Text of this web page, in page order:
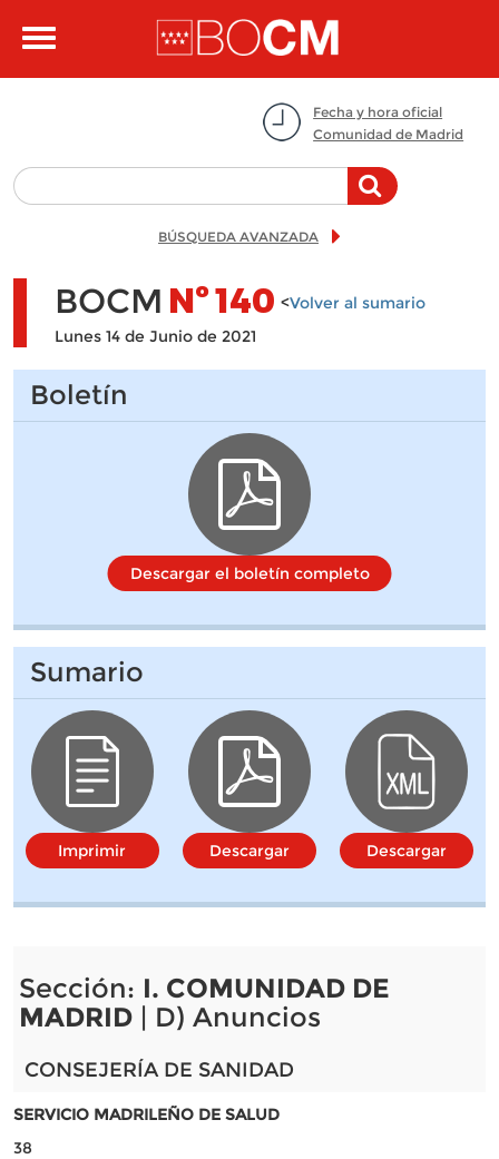
Toggle
Fecha y hora oficial
Comunidad de Madrid
BÚSQUEDA AVANZADA
BOCM Nº140 <Volver al sumario
Lunes 14 de Junio de 2021
Boletín
Descargar el boletín completo
Sumario
Imprimir Descargar Descargar
Sección: I. COMUNIDAD DE
MADRID| D) Anuncios
CONSEJERÍA DE SANIDAD
SERVICIO MADRILEÑO DE SALUD
38